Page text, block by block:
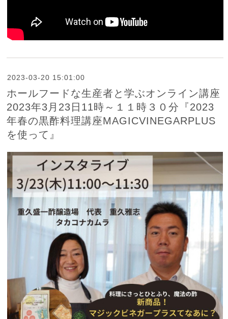
2023-03-20 15:01:00
ホールフードな生産者と学ぶオンライン講座
2023年3月23日11時～１１時３０分『2023
年春の黒酢料理講座MAGICVINEGARPLUS
を使って』